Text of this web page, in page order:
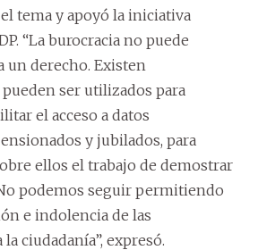
tema y apoyó la iniciativa
“La burocracia no puede
un derecho. Existen
ser utilizados para
el acceso a datos
y jubilados, para
ellos el trabajo de demostrar
podemos seguir permitiendo
e indolencia de las
ciudadanía”, expresó.